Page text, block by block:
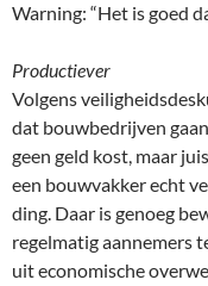
Warning: “Het is goed
Productiever
Volgens
dat bouwbedrijven
geen geld kost, maar
een bouwvakker echt
ding. Daar is genoeg
regelmatig aannemers
uit economische